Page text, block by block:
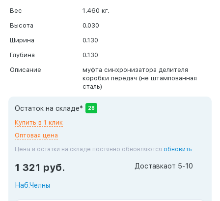
Вес
1.460 кг.
Высота
0.030
Ширина
0.130
Глубина
0.130
Описание
муфта синхронизатора делителя
коробки передач (не штампованная
сталь)
Остаток на складе* 28
Купить в 1 клик
Оптовая цена
Цены и остатки на складе постянно обновляются обновить
1 321 руб. Доставкаот 5-10
Наб.Челны